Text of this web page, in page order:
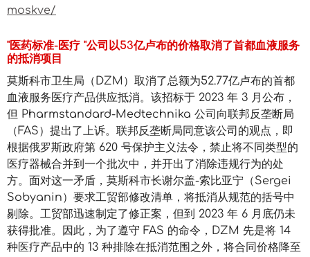
moskve/
"医药标准-医疗 "公司以53亿卢布的价格取消了首都血液服务
的抵消项目
莫斯科市卫生局（DZM）取消了总额为52.77亿卢布的首都
血液服务医疗产品供应抵消。该招标于 2023 年 3 月公布，
但 Pharmstandard-Medtechnika 公司向联邦反垄断局
（FAS）提出了上诉。联邦反垄断局同意该公司的观点，即
根据俄罗斯政府第 620 号保护主义法令，禁止将不同类型的
医疗器械合并到一个批次中，并开出了消除违规行为的处
方。面对这一矛盾，莫斯科市长谢尔盖-索比亚宁（Sergei
Sobyanin）要求工贸部修改清单，将抵消从规范的括号中
剔除。工贸部迅速制定了修正案，但到 2023 年 6 月底仍未
获得批准。因此，为了遵守 FAS 的命令，DZM 先是将 14
种医疗产品中的 13 种排除在抵消范围之外，将合同价格降至